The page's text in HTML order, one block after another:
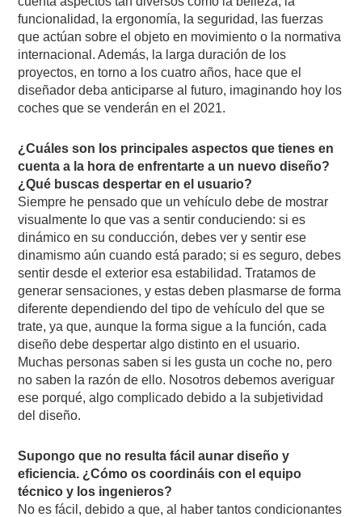
funcionalidad, la ergonomía, la seguridad, las fuerzas
que actúan sobre el objeto en movimiento o la normativa
internacional. Además, la larga duración de los
proyectos, en torno a los cuatro años, hace que el
diseñador deba anticiparse al futuro, imaginando hoy los
coches que se venderán en el 2021.
¿Cuáles son los principales aspectos que tienes en
cuenta a la hora de enfrentarte a un nuevo diseño?
¿Qué buscas despertar en el usuario?
Siempre he pensado que un vehículo debe de mostrar
visualmente lo que vas a sentir conduciendo: si es
dinámico en su conducción, debes ver y sentir ese
dinamismo aún cuando está parado; si es seguro, debes
sentir desde el exterior esa estabilidad. Tratamos de
generar sensaciones, y estas deben plasmarse de forma
diferente dependiendo del tipo de vehículo del que se
trate, ya que, aunque la forma sigue a la función, cada
diseño debe despertar algo distinto en el usuario.
Muchas personas saben si les gusta un coche no, pero
no saben la razón de ello. Nosotros debemos averiguar
ese porqué, algo complicado debido a la subjetividad
del diseño.
Supongo que no resulta fácil aunar diseño y
eficiencia. ¿Cómo os coordináis con el equipo
técnico y los ingenieros?
No es fácil, debido a que, al haber tantos condicionantes